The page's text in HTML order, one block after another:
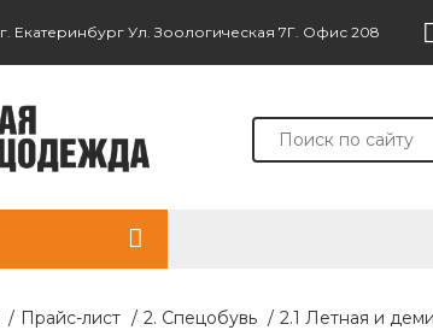
г. Екатеринбург Ул. Зоологическая 7Г. Офис 208
/ Прайс-лист / 2. Спецобувь / 2.1 Летная и